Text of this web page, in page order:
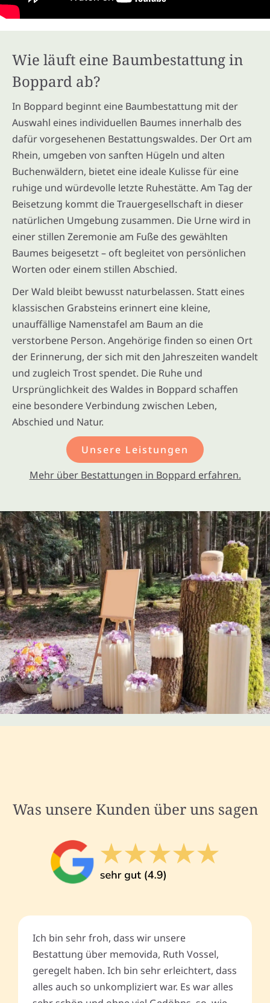
Wie läuft eine Baumbestattung in
Boppard ab?
In Boppard beginnt eine Baumbestattung mit der
Auswahl eines individuellen Baumes innerhalb des
dafür vorgesehenen Bestattungswaldes. Der Ort am
Rhein, umgeben von sanften Hügeln und alten
Buchenwäldern, bietet eine ideale Kulisse für eine
ruhige und würdevolle letzte Ruhestätte. Am Tag der
Beisetzung kommt die Trauergesellschaft in dieser
natürlichen Umgebung zusammen. Die Urne wird in
einer stillen Zeremonie am Fuße des gewählten
Baumes beigesetzt – oft begleitet von persönlichen
Worten oder einem stillen Abschied.
Der Wald bleibt bewusst naturbelassen. Statt eines
klassischen Grabsteins erinnert eine kleine,
unauffällige Namenstafel am Baum an die
verstorbene Person. Angehörige finden so einen Ort
der Erinnerung, der sich mit den Jahreszeiten wandelt
und zugleich Trost spendet. Die Ruhe und
Ursprünglichkeit des Waldes in Boppard schaffen
eine besondere Verbindung zwischen Leben,
Abschied und Natur.
Unsere Leistungen
Mehr über Bestattungen in Boppard erfahren.
Was unsere Kunden über uns sagen
Ich bin sehr froh, dass wir unsere
Bestattung über memovida, Ruth Vossel,
geregelt haben. Ich bin sehr erleichtert, dass
alles auch so unkompliziert war. Es war alles